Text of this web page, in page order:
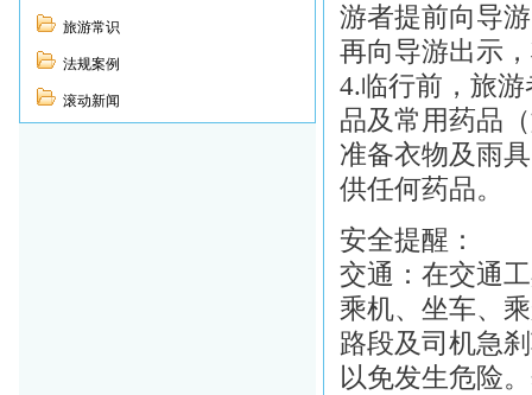
旅游常识
法规案例
滚动新闻
游者提前向导
再向导游出示
4.临行前，旅
品及常用药品
准备衣物及雨
供任何药品。
安全提醒：
交通：在交通
乘机、坐车、
路段及司机急
以免发生危险